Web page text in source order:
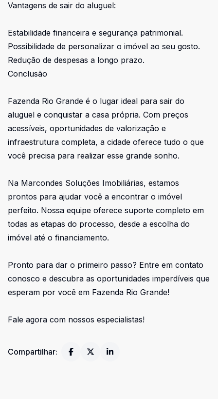
Vantagens de sair do aluguel:
Estabilidade financeira e segurança patrimonial.
Possibilidade de personalizar o imóvel ao seu gosto.
Redução de despesas a longo prazo.
Conclusão
Fazenda Rio Grande é o lugar ideal para sair do
aluguel e conquistar a casa própria. Com preços
acessíveis, oportunidades de valorização e
infraestrutura completa, a cidade oferece tudo o que
você precisa para realizar esse grande sonho.
Na Marcondes Soluções Imobiliárias, estamos
prontos para ajudar você a encontrar o imóvel
perfeito. Nossa equipe oferece suporte completo em
todas as etapas do processo, desde a escolha do
imóvel até o financiamento.
Pronto para dar o primeiro passo? Entre em contato
conosco e descubra as oportunidades imperdíveis que
esperam por você em Fazenda Rio Grande!
Fale agora com nossos especialistas!
Compartilhar: